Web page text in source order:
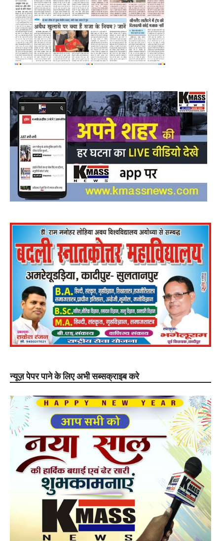
न्यूज़ पेपर पाने के लिए अभी सब्सक्राइब करे